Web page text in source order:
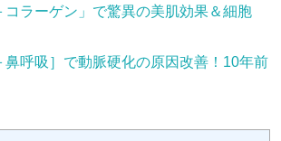
コラーゲン」で驚異の美肌効果＆細胞
鼻呼吸］で動脈硬化の原因改善！10年前